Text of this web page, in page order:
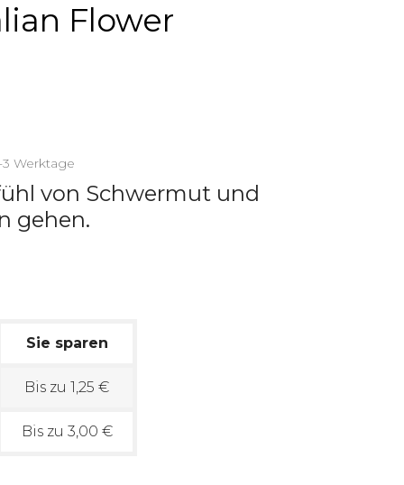
Flower
3 Werktage
von Schwermut und
gehen.
Sie sparen
Bis zu 1,25 €
Bis zu 3,00 €